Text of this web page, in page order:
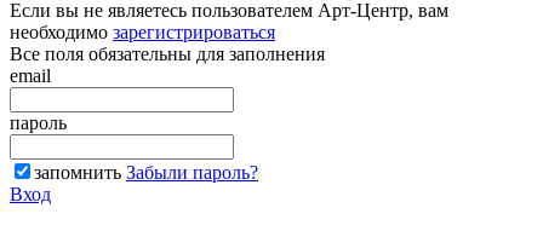
Если вы не являетесь пользователем Арт-Центр, вам
необходимо зарегистрироваться
Все поля обязательны для заполнения
email
пароль
запомнить Забыли пароль?
Вход